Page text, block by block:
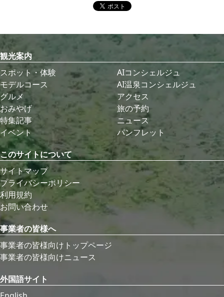
観光案内
スポット・体験
モデルコース
グルメ
おみやげ
特集記事
イベント
AIコンシェルジュ
AI温泉コンシェルジュ
アクセス
旅の予約
ニュース
パンフレット
このサイトについて
サイトマップ
プライバシーポリシー
利用規約
お問い合わせ
事業者の皆様へ
事業者の皆様向けトップページ
事業者の皆様向けニュース
外国語サイト